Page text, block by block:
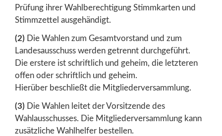
Prüfung ihrer Wahlberechtigung Stimmkarten und
Stimmzettel ausgehändigt.
(2) Die Wahlen zum Gesamtvorstand und zum
Landesausschuss werden getrennt durchgeführt.
Die erstere ist schriftlich und geheim, die letzteren
offen oder schriftlich und geheim.
Hierüber beschließt die Mitgliederversammlung.
(3) Die Wahlen leitet der Vorsitzende des
Wahlausschusses. Die Mitgliederversammlung kann
zusätzliche Wahlhelfer bestellen.